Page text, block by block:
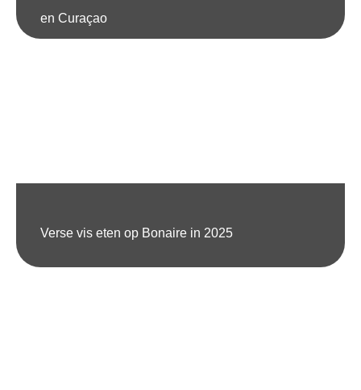
en Curaçao
Verse vis eten op Bonaire in 2025